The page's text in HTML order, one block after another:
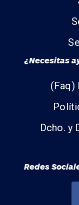
¿Necesitas
(Faq)
Dcho. y
Redes